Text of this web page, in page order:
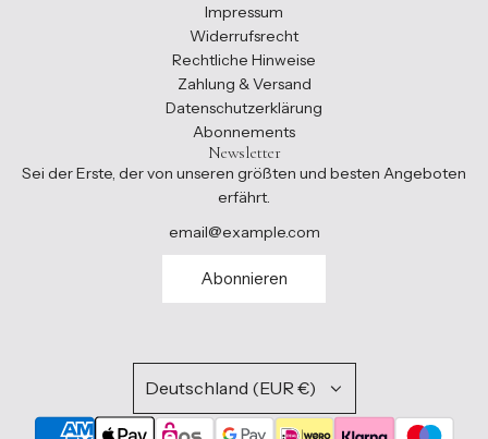
Impressum
Widerrufsrecht
Rechtliche Hinweise
Zahlung & Versand
Datenschutzerklärung
Abonnements
Newsletter
Sei der Erste, der von unseren größten und besten Angeboten
erfährt.
Abonnieren
Deutschland (EUR €)